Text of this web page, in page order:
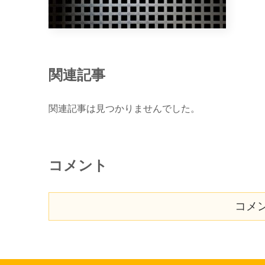
関連記事
関連記事は見つかりませんでした。
コメント
コメ